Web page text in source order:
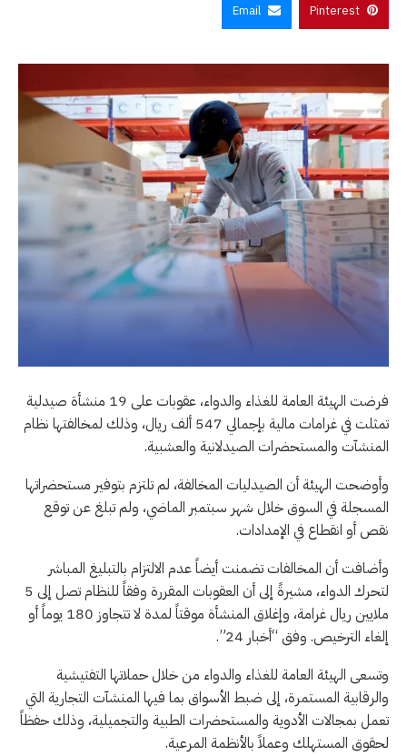
Pinterest
Email
فرضت الهيئة العامة للغذاء والدواء، عقوبات على 19 منشأة صيدلية
تمثلت في غرامات مالية بإجمالي 547 ألف ريال، وذلك لمخالفتها نظام
المنشآت والمستحضرات الصيدلانية والعشبية.
وأوضحت الهيئة أن الصيدليات المخالفة، لم تلتزم بتوفير مستحضراتها
المسجلة في السوق خلال شهر سبتمبر الماضي، ولم تبلغ عن توقع
نقص أو انقطاع في الإمدادات.
وأضافت أن المخالفات تضمنت أيضاً عدم الالتزام بالتبليغ المباشر
لتحرك الدواء، مشيرةً إلى أن العقوبات المقررة وفقاً للنظام تصل إلى 5
ملايين ريال غرامة، وإغلاق المنشأة موقتاً لمدة لا تتجاوز 180 يوماً أو
إلغاء الترخيص. وفق “أخبار 24”.
وتسعى الهيئة العامة للغذاء والدواء من خلال حملاتها التفتيشية
والرقابية المستمرة، إلى ضبط الأسواق بما فيها المنشآت التجارية التي
تعمل بمجالات الأدوية والمستحضرات الطبية والتجميلية، وذلك حفظاً
لحقوق المستهلك وعملاً بالأنظمة المرعية.